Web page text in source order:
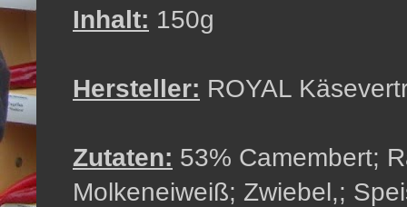
Inhalt: 150g
Hersteller: ROYAL
Zutaten: 53% Camembert;
Molkeneiweiß; Zwiebel,;